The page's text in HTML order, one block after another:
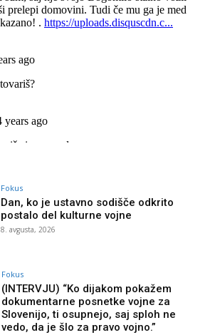
Fokus
Dan, ko je ustavno sodišče odkrito
postalo del kulturne vojne
8. avgusta, 2026
Fokus
(INTERVJU) “Ko dijakom pokažem
dokumentarne posnetke vojne za
Slovenijo, ti osupnejo, saj sploh ne
vedo, da je šlo za pravo vojno.”